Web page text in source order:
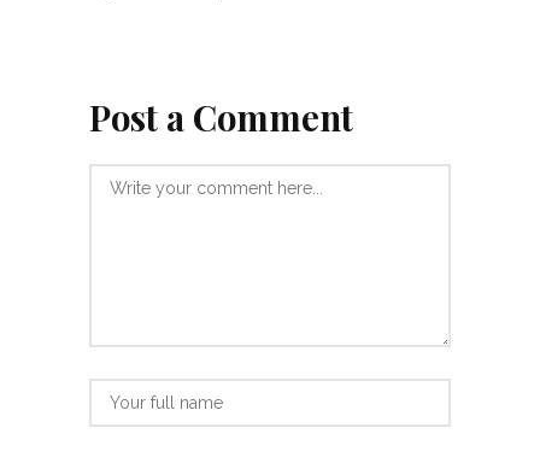
Post a Comment